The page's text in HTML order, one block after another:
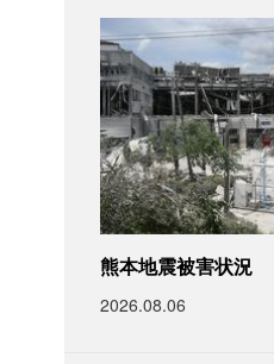
熊本地震被害状況
2026.08.06